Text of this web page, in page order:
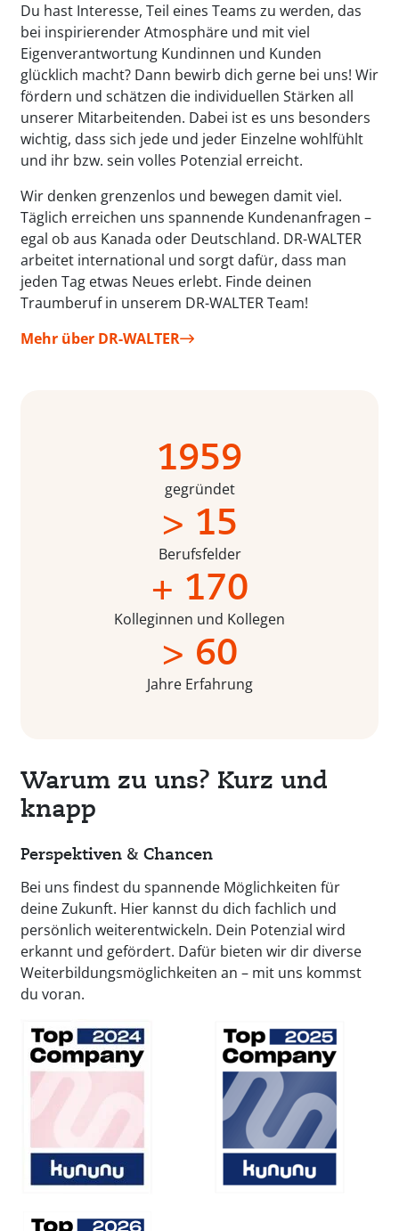
Du hast Interesse, Teil eines Teams zu werden, das
bei inspirierender Atmosphäre und mit viel
Eigenverantwortung Kundinnen und Kunden
glücklich macht? Dann bewirb dich gerne bei uns! Wir
fördern und schätzen die individuellen Stärken all
unserer Mitarbeitenden. Dabei ist es uns besonders
wichtig, dass sich jede und jeder Einzelne wohlfühlt
und ihr bzw. sein volles Potenzial erreicht.
Wir denken grenzenlos und bewegen damit viel.
Täglich erreichen uns spannende Kundenanfragen –
egal ob aus Kanada oder Deutschland. DR-WALTER
arbeitet international und sorgt dafür, dass man
jeden Tag etwas Neues erlebt. Finde deinen
Traumberuf in unserem DR-WALTER Team!
Mehr über DR-WALTER
1959
gegründet
> 15
Berufsfelder
+ 170
Kolleginnen und Kollegen
> 60
Jahre Erfahrung
Warum zu uns? Kurz und
knapp
Perspektiven & Chancen
Bei uns findest du spannende Möglichkeiten für
deine Zukunft. Hier kannst du dich fachlich und
persönlich weiterentwickeln. Dein Potenzial wird
erkannt und gefördert. Dafür bieten wir dir diverse
Weiterbildungsmöglichkeiten an – mit uns kommst
du voran.